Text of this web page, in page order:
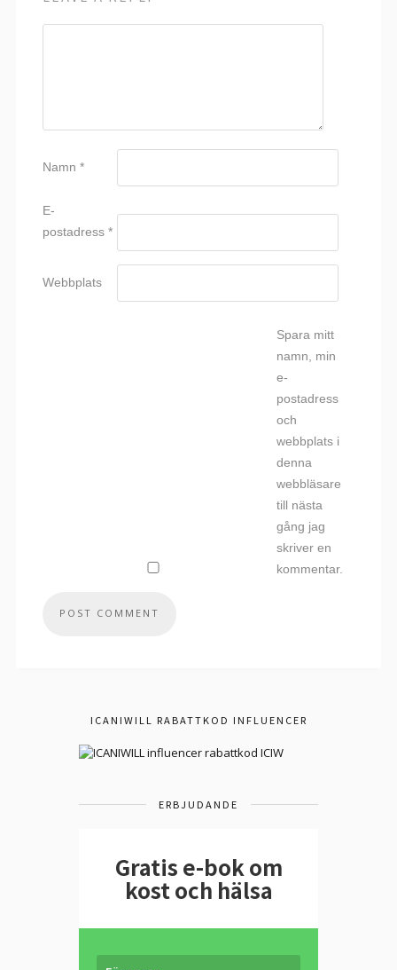
Namn *
E-
postadress *
Webbplats
Spara mitt
namn, min
e-
postadress
och
webbplats i
denna
webbläsare
till nästa
gång jag
skriver en
kommentar.
ICANIWILL RABATTKOD INFLUENCER
ERBJUDANDE
Gratis e-bok om
kost och hälsa